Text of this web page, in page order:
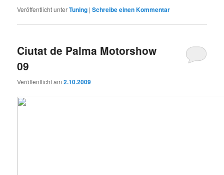
Veröffentlicht unterTuning |Schreibe einen Kommentar
Ciutat de Palma Motorshow
09
Veröffentlicht am2.10.2009